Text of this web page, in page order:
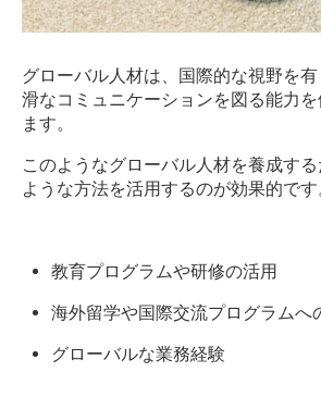
グローバル人材は、国際的な視野を
滑なコミュニケーションを図る能力
ます。
このようなグローバル人材を養成す
ような方法を活用するのが効果的です
教育プログラムや研修の活用
海外留学や国際交流プログラムへ
グローバルな業務経験